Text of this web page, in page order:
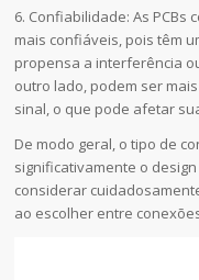
6. Confiabilidade: As
mais confiáveis, pois têm
propensa a interferência
outro lado, podem ser
sinal, o que pode afetar
De modo geral, o tipo de
significativamente o
considerar
ao escolher entre